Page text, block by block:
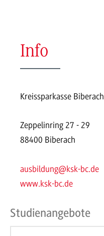
Info
Kreissparkasse Biberach
Zeppelinring 27 - 29
88400 Biberach
ausbildung@ksk-bc.de
www.ksk-bc.de
Studienangebote